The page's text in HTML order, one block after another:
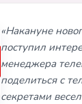
«Накануне
поступил
менеджера
поделиться с
секретами